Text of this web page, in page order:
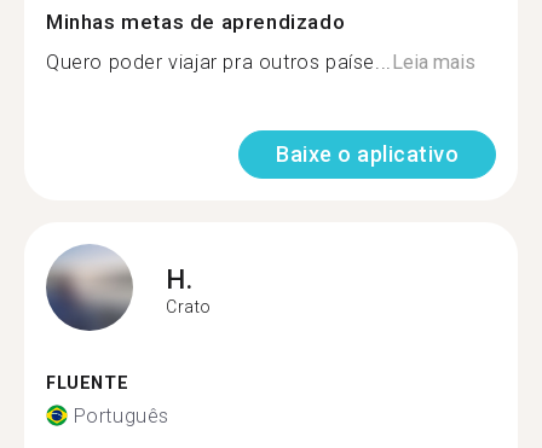
Minhas metas de aprendizado
Quero poder viajar pra outros paíse...Leia mais
Baixe o aplicativo
H.
Crato
FLUENTE
Português